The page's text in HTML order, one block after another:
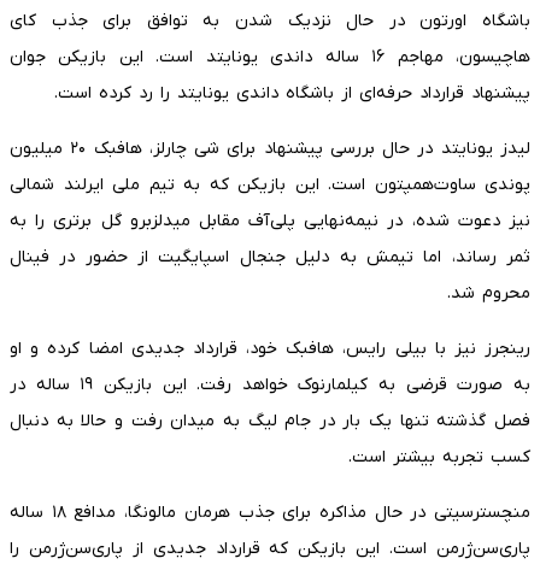
باشگاه اورتون در حال نزدیک شدن به توافق برای جذب کای
هاچیسون، مهاجم ۱۶ ساله داندی یونایتد است. این بازیکن جوان
پیشنهاد قرارداد حرفه‌ای از باشگاه داندی یونایتد را رد کرده است.
لیدز یونایتد در حال بررسی پیشنهاد برای شی چارلز، هافبک ۲۰ میلیون
پوندی ساوت‌همپتون است. این بازیکن که به تیم ملی ایرلند شمالی
نیز دعوت شده، در نیمه‌نهایی پلی‌آف مقابل میدلزبرو گل برتری را به
ثمر رساند، اما تیمش به دلیل جنجال اسپایگیت از حضور در فینال
محروم شد.
رینجرز نیز با بیلی رایس، هافبک خود، قرارداد جدیدی امضا کرده و او
به صورت قرضی به کیلمارنوک خواهد رفت. این بازیکن ۱۹ ساله در
فصل گذشته تنها یک بار در جام لیگ به میدان رفت و حالا به دنبال
کسب تجربه بیشتر است.
منچسترسیتی در حال مذاکره برای جذب هرمان مالونگا، مدافع ۱۸ ساله
پاری‌سن‌ژرمن است. این بازیکن که قرارداد جدیدی از پاری‌سن‌ژرمن را